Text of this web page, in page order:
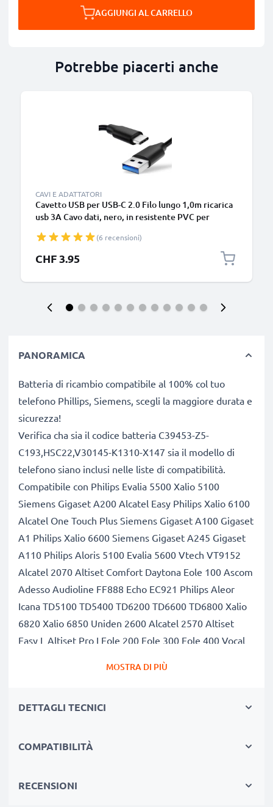
AGGIUNGI AL CARRELLO
Potrebbe piacerti anche
CAVI E ADATTATORI
Cavetto USB per USB-C 2.0 Filo lungo 1,0m ricarica
usb 3A Cavo dati, nero, in resistente PVC per
fotocamera Canon, Panasonic Lumix, Sony
connettore tipo C
(6 recensioni)
CHF 3.95
PANORAMICA
Batteria di ricambio compatibile al 100% col tuo
telefono Phillips, Siemens, scegli la maggiore durata e
sicurezza!
Verifica cha sia il codice batteria C39453-Z5-
C193,HSC22,V30145-K1310-X147 sia il modello di
telefono siano inclusi nelle liste di compatibilità.
Compatibile con Philips Evalia 5500 Xalio 5100
Siemens Gigaset A200 Alcatel Easy Philips Xalio 6100
Alcatel One Touch Plus Siemens Gigaset A100 Gigaset
A1 Philips Xalio 6600 Siemens Gigaset A245 Gigaset
A110 Philips Aloris 5100 Evalia 5600 Vtech VT9152
Alcatel 2070 Altiset Comfort Daytona Eole 100 Ascom
Adesso Audioline FF888 Echo EC921 Philips Aleor
Icana TD5100 TD5400 TD6200 TD6600 TD6800 Xalio
6820 Xalio 6850 Uniden 2600 Alcatel 2570 Altiset
Easy L Altiset Pro I Eole 200 Eole 300 Eole 400 Vocal
TD6820 TD6850 TD9210 TD9629 Xalio 6400 Siemens
Vtech VT9109 VT9110 VT9117 VT9118 VT9119
MOSTRA DI PIÙ
DETTAGLI TECNICI
COMPATIBILITÀ
RECENSIONI